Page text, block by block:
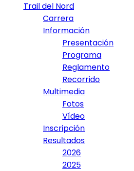
Trail del Nord
Carrera
Información
Presentación
Programa
Reglamento
Recorrido
Multimedia
Fotos
Vídeo
Inscripción
Resultados
2026
2025